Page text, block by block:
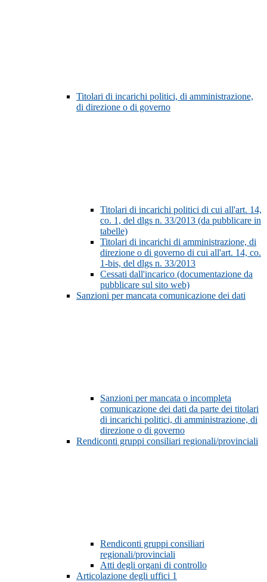
Titolari di incarichi politici, di amministrazione,
di direzione o di governo
Titolari di incarichi politici di cui all'art. 14,
co. 1, del dlgs n. 33/2013 (da pubblicare in
tabelle)
Titolari di incarichi di amministrazione, di
direzione o di governo di cui all'art. 14, co.
1-bis, del dlgs n. 33/2013
Cessati dall'incarico (documentazione da
pubblicare sul sito web)
Sanzioni per mancata comunicazione dei dati
Sanzioni per mancata o incompleta
comunicazione dei dati da parte dei titolari
di incarichi politici, di amministrazione, di
direzione o di governo
Rendiconti gruppi consiliari regionali/provinciali
Rendiconti gruppi consiliari
regionali/provinciali
Atti degli organi di controllo
Articolazione degli uffici 1